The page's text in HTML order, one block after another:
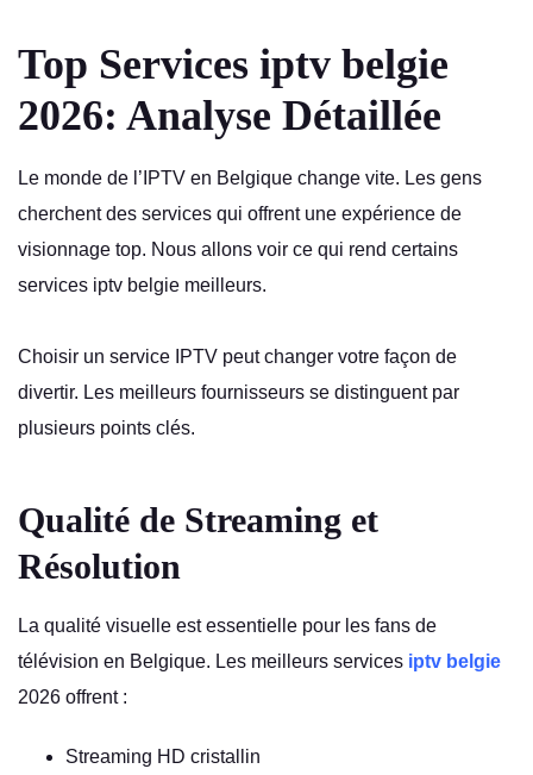
Top Services iptv belgie
2026: Analyse Détaillée
Le monde de l’IPTV en Belgique change vite. Les gens
cherchent des services qui offrent une expérience de
visionnage top. Nous allons voir ce qui rend certains
services iptv belgie meilleurs.
Choisir un service IPTV peut changer votre façon de
divertir. Les meilleurs fournisseurs se distinguent par
plusieurs points clés.
Qualité de Streaming et
Résolution
La qualité visuelle est essentielle pour les fans de
télévision en Belgique. Les meilleurs services iptv belgie
2026 offrent :
Streaming HD cristallin